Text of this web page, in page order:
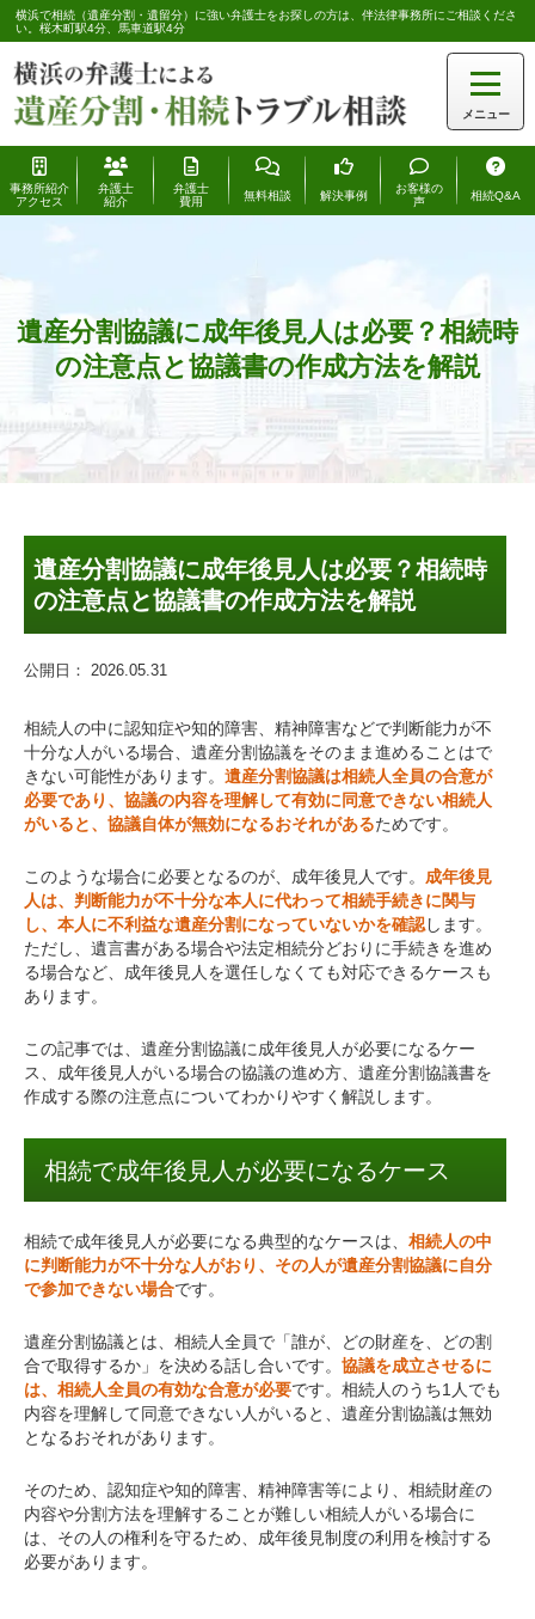
横浜で相続（遺産分割・遺留分）に強い弁護士をお探しの方は、伴法律事務所にご相談くださ
い。桜木町駅4分、馬車道駅4分
事務所紹介
アクセス
弁護士
紹介
弁護士
費用
無料相談 解決事例
お客様の
声
相続Q&A
横浜の弁護士による 遺産分割・相続相談
> 遺産分割について >遺産分割協議に成年
遺産分割協議に成年後見人は必要？相続時
の注意点と協議書の作成方法を解説
遺産分割協議に成年後見人は必要？相続時
の注意点と協議書の作成方法を解説
公開日：2026.05.31
相続人の中に認知症や知的障害、精神障害などで判断能力が不
十分な人がいる場合、遺産分割協議をそのまま進めることはで
きない可能性があります。遺産分割協議は相続人全員の合意が
必要であり、協議の内容を理解して有効に同意できない相続人
がいると、協議自体が無効になるおそれがあるためです。
このような場合に必要となるのが、成年後見人です。成年後見
人は、判断能力が不十分な本人に代わって相続手続きに関与
し、本人に不利益な遺産分割になっていないかを確認します。
ただし、遺言書がある場合や法定相続分どおりに手続きを進め
る場合など、成年後見人を選任しなくても対応できるケースも
あります。
この記事では、遺産分割協議に成年後見人が必要になるケー
ス、成年後見人がいる場合の協議の進め方、遺産分割協議書を
作成する際の注意点についてわかりやすく解説します。
相続で成年後見人が必要になるケース
相続で成年後見人が必要になる典型的なケースは、相続人の中
に判断能力が不十分な人がおり、その人が遺産分割協議に自分
で参加できない場合です。
遺産分割協議とは、相続人全員で「誰が、どの財産を、どの割
合で取得するか」を決める話し合いです。協議を成立させるに
は、相続人全員の有効な合意が必要です。相続人のうち1人でも
内容を理解して同意できない人がいると、遺産分割協議は無効
となるおそれがあります。
そのため、認知症や知的障害、精神障害等により、相続財産の
内容や分割方法を理解することが難しい相続人がいる場合に
は、その人の権利を守るため、成年後見制度の利用を検討する
必要があります。